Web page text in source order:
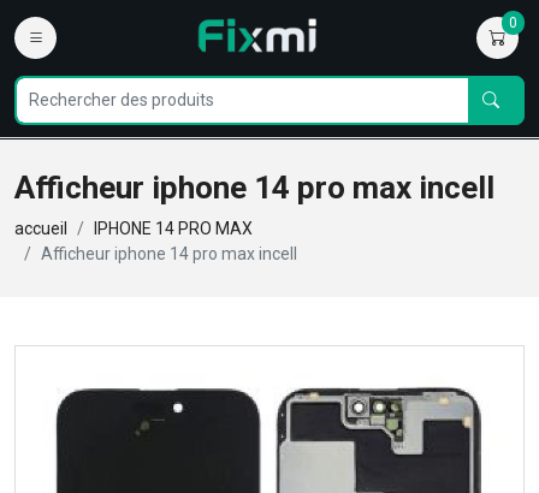
0
Afficheur iphone 14 pro max incell
accueil
IPHONE 14 PRO MAX
Afficheur iphone 14 pro max incell